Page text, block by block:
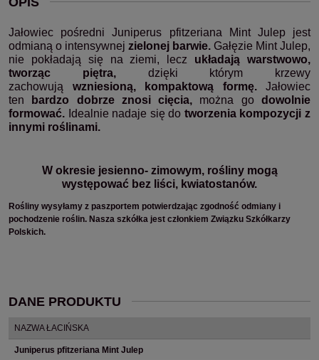
Jałowiec pośredni Juniperus pfitzeriana Mint Julep jest
odmianą o intensywnej zielonej barwie. Gałęzie Mint Julep,
nie pokładają się na ziemi, lecz układają warstwowo,
tworząc piętra,dzięki którym krzewy
zachowują wzniesioną, kompaktową formę.Jałowiec
ten
bardzo dobrze znosi cięcia, można godowolnie
formować. Idealnie nadaje się do tworzenia kompozycji z
innymi roślinami.
W okresie jesienno- zimowym, rośliny mogą
występować bez liści, kwiatostanów.
Rośliny wysyłamy z paszportem potwierdzając zgodność odmiany i
pochodzenie roślin. Nasza szkółka jest członkiem Związku Szkółkarzy
Polskich.
DANE PRODUKTU
NAZWA ŁACIŃSKA
Juniperus pfitzeriana Mint Julep